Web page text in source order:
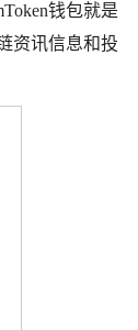
钱包就是
资讯信息和投